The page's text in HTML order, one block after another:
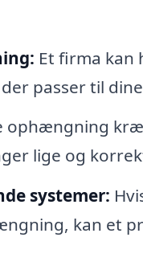
Et firma
passer til
ophængning
lige og
systemer:
kan et